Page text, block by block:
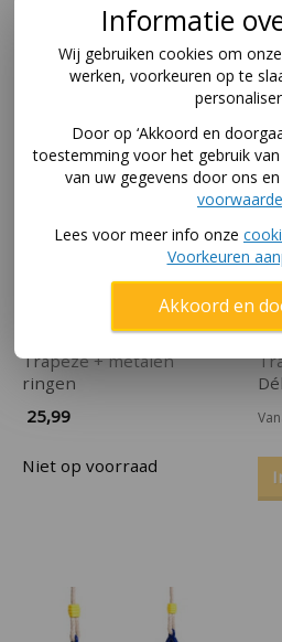
In winkelwagen
Trapeze + metalen
ringen
25,99
Niet op voorraad
Informatie
Wij gebruiken cookies om
werken, voorkeuren op te
Door op ‘Akkoord en
toestemming voor het gebruik
van uw gegevens door ons
Lees voor meer info onze
Voorkeuren
Akkoord en